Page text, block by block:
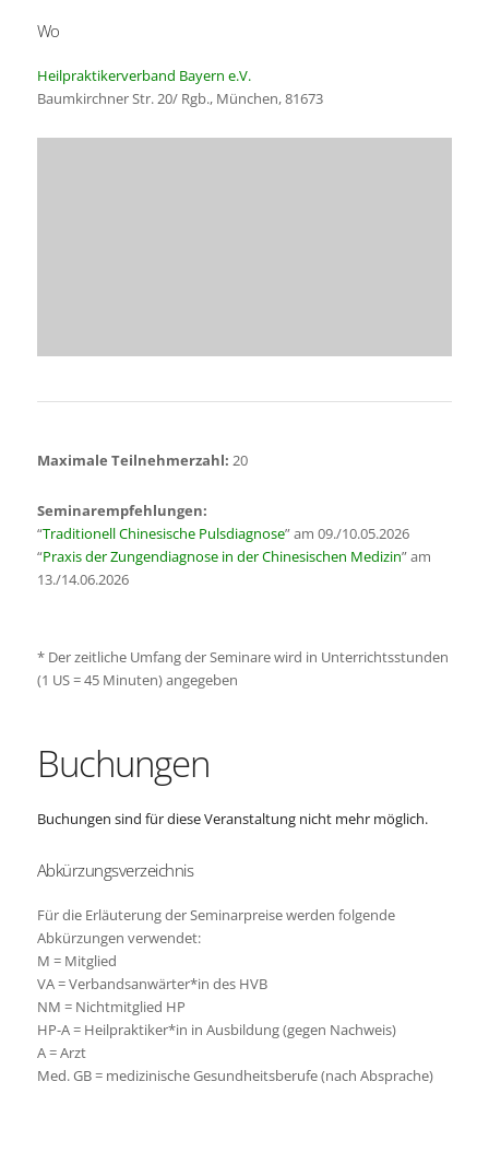
Wo
Heilpraktikerverband Bayern e.V.
Baumkirchner Str. 20/ Rgb., München, 81673
Maximale Teilnehmerzahl: 20
Seminarempfehlungen:
“Traditionell Chinesische Pulsdiagnose” am 09./10.05.2026
“Praxis der Zungendiagnose in der Chinesischen Medizin” am
13./14.06.2026
* Der zeitliche Umfang der Seminare wird in Unterrichtsstunden
(1 US = 45 Minuten) angegeben
Buchungen
Buchungen sind für diese Veranstaltung nicht mehr möglich.
Abkürzungsverzeichnis
Für die Erläuterung der Seminarpreise werden folgende
Abkürzungen verwendet:
M = Mitglied
VA = Verbandsanwärter*in des HVB
NM = Nichtmitglied HP
HP-A = Heilpraktiker*in in Ausbildung (gegen Nachweis)
A = Arzt
Med. GB = medizinische Gesundheitsberufe (nach Absprache)